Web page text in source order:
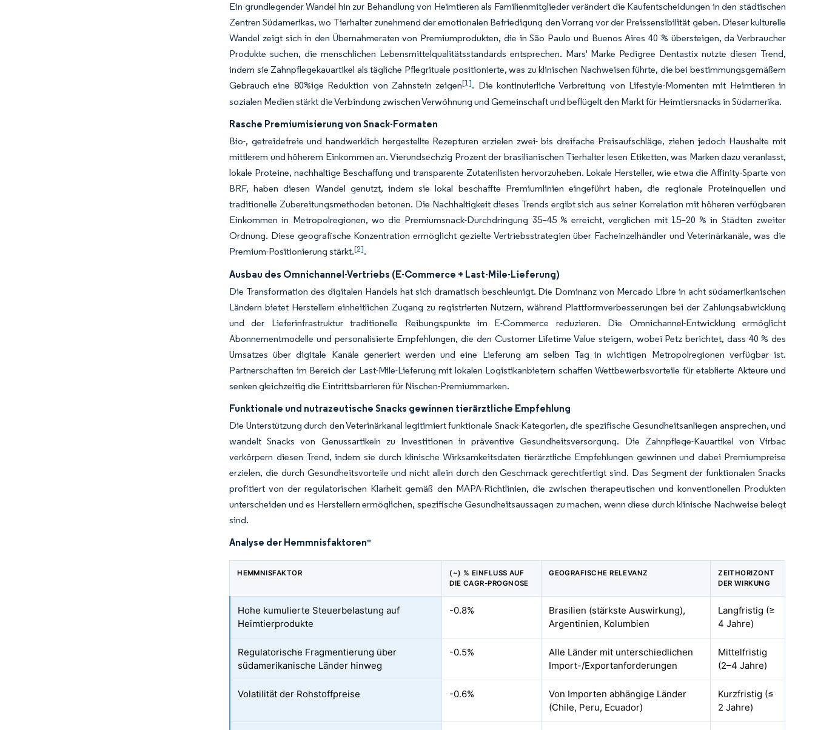
Ein grundlegender Wandel hin zur Behandlung von Heimtieren als Familienmitglieder verändert die Kaufentscheidungen in den städtischen
Zentren Südamerikas, wo Tierhalter zunehmend der emotionalen Befriedigung den Vorrang vor der Preissensibilität geben. Dieser kulturelle
Wandel zeigt sich in den Übernahmeraten von Premiumprodukten, die in São Paulo und Buenos Aires 40 % übersteigen, da Verbraucher
Produkte suchen, die menschlichen Lebensmittelqualitätsstandards entsprechen. Mars' Marke Pedigree Dentastix nutzte diesen Trend,
indem sie Zahnpflegekauartikel alstägliche Pflegrituale positionierte, was zu klinischen Nachweisen führte, die bei bestimmungsgemäßem
Gebrauch eine 80%ige Reduktion von Zahnstein zeigen[1]. Die kontinuierliche Verbreitung von Lifestyle-Momenten mit Heimtieren in
sozialen Medien stärkt die Verbindung zwischen Verwöhnung und Gemeinschaft und beflügelt den Markt für Heimtiersnacks in Südamerika.
Rasche Premiumisierung von Snack-Formaten
Bio-, getreidefreie und handwerklich hergestellte Rezepturen erzielen zwei- bis dreifache Preisaufschläge, ziehen jedoch Haushalte mit
mittlerem und höherem Einkommen an. Vierundsechzig Prozent der brasilianischen Tierhalter lesen Etiketten, was Marken dazu veranlasst,
lokale Proteine, nachhaltige Beschaffung und transparente Zutatenlisten hervorzuheben. Lokale Hersteller, wie etwa die Affinity-Sparte von
BRF, haben diesen Wandel genutzt, indem sie lokal beschaffte Premiumlinien eingeführt haben, die regionale Proteinquellen und
traditionelle Zubereitungsmethoden betonen. Die Nachhaltigkeit dieses Trends ergibt sich aus seiner Korrelation mit höheren verfügbaren
Einkommen in Metropolregionen, wo die Premiumsnack-Durchdringung 35–45 % erreicht, verglichen mit 15–20 % in Städten zweiter
Ordnung. Diese geografische Konzentration ermöglicht gezielte Vertriebsstrategien über Facheinzelhändler und Veterinärkanäle, was die
Premium-Positionierung stärkt.[2].
Ausbau des Omnichannel-Vertriebs (E-Commerce + Last-Mile-Lieferung)
Die Transformation des digitalen Handels hat sich dramatisch beschleunigt. Die Dominanz von Mercado Libre in acht südamerikanischen
Ländern bietet Herstellern einheitlichen Zugang zu registrierten Nutzern, während Plattformverbesserungen bei der Zahlungsabwicklung
und der Lieferinfrastruktur traditionelle Reibungspunkte im E-Commerce reduzieren. Die Omnichannel-Entwicklung ermöglicht
Abonnementmodelle und personalisierte Empfehlungen, die den Customer Lifetime Value steigern, wobei Petz berichtet, dass 40 % des
Umsatzes über digitale Kanäle generiert werden und eine Lieferung am selben Tag in wichtigen Metropolregionen verfügbar ist.
Partnerschaften im Bereich der Last-Mile-Lieferung mit lokalen Logistikanbietern schaffen Wettbewerbsvorteile für etablierte Akteure und
senken gleichzeitig die Eintrittsbarrieren für Nischen-Premiummarken.
Funktionale und nutrazeutische Snacks gewinnen tierärztliche Empfehlung
Die Unterstützung durch den Veterinärkanal legitimiert funktionale Snack-Kategorien, die spezifische Gesundheitsanliegen ansprechen, und
wandelt Snacks von Genussartikeln zu Investitionen in präventive Gesundheitsversorgung. Die Zahnpflege-Kauartikel von Virbac
verkörpern diesen Trend, indem sie durch klinische Wirksamkeitsdaten tierärztliche Empfehlungen gewinnen und dabei Premiumpreise
erzielen, die durch Gesundheitsvorteile und nicht allein durch den Geschmack gerechtfertigt sind. Das Segment der funktionalen Snacks
profitiert von der regulatorischen Klarheit gemäß den MAPA-Richtlinien, die zwischen therapeutischen und konventionellen Produkten
unterscheiden und es Herstellern ermöglichen, spezifische Gesundheitsaussagen zu machen, wenn diese durch klinische Nachweise belegt
sind.
Analyse der Hemmnisfaktoren*
HEMMNISFAKTOR
(~) % EINFLUSS AUF
DIE CAGR-PROGNOSE
GEOGRAFISCHE RELEVANZ
ZEITHORIZONT
DER WIRKUNG
Hohe kumulierte Steuerbelastung auf
Heimtierprodukte
-0.8%
Brasilien (stärkste Auswirkung),
Argentinien, Kolumbien
Langfristig (≥
4 Jahre)
Regulatorische Fragmentierung über
südamerikanische Länder hinweg
-0.5%
Alle Länder mit unterschiedlichen
Import-/Exportanforderungen
Mittelfristig
(2–4 Jahre)
Volatilität der Rohstoffpreise -0.6%
Von Importen abhängige Länder
(Chile, Peru, Ecuador)
Kurzfristig (≤
2 Jahre)